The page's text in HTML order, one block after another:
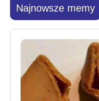
Najnowsze memy